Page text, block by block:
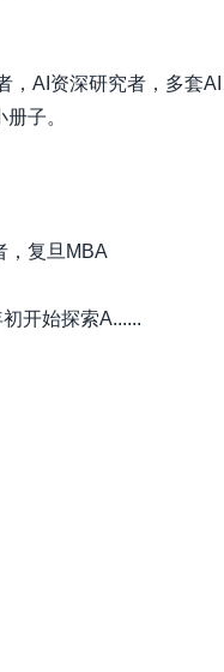
，AI资深研究者，多套AI
子。
，复旦MBA
开始探索A......